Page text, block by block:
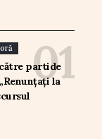
partide
la